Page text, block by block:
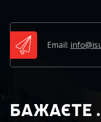
Email:
БАЖАЄТЕ